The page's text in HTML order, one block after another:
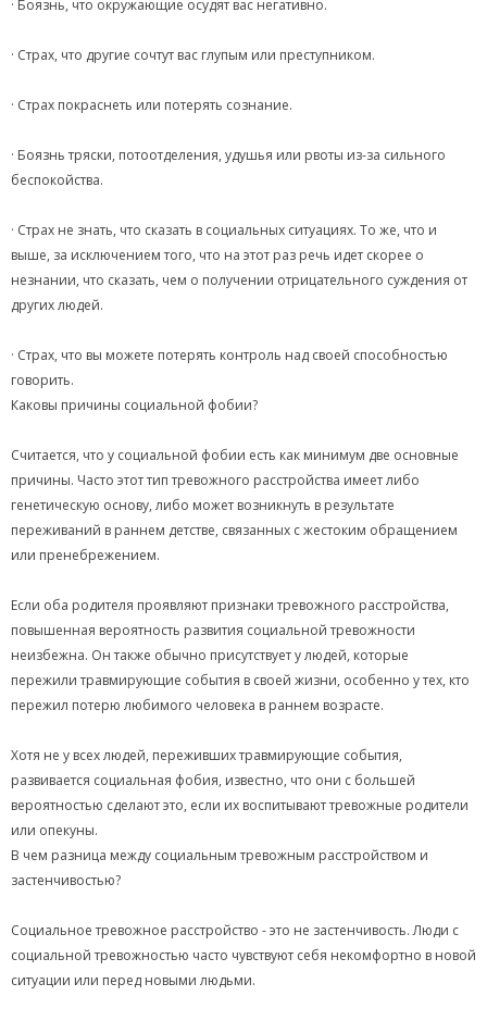
· Боязнь, что окружающие осудят вас негативно.
· Страх, что другие сочтут вас глупым или преступником.
· Страх покраснеть или потерять сознание.
· Боязнь тряски, потоотделения, удушья или рвоты из-за сильного
беспокойства.
· Страх не знать, что сказать в социальных ситуациях. То же, что и
выше, за исключением того, что на этот раз речь идет скорее о
незнании, что сказать, чем о получении отрицательного суждения от
других людей.
· Страх, что вы можете потерять контроль над своей способностью
говорить.
Каковы причины социальной фобии?
Считается, что у социальной фобии есть как минимум две основные
причины. Часто этот тип тревожного расстройства имеет либо
генетическую основу, либо может возникнуть в результате
переживаний в раннем детстве, связанных с жестоким обращением
или пренебрежением.
Если оба родителя проявляют признаки тревожного расстройства,
повышенная вероятность развития социальной тревожности
неизбежна. Он также обычно присутствует у людей, которые
пережили травмирующие события в своей жизни, особенно у тех, кто
пережил потерю любимого человека в раннем возрасте.
Хотя не у всех людей, переживших травмирующие события,
развивается социальная фобия, известно, что они с большей
вероятностью сделают это, если их воспитывают тревожные родители
или опекуны.
В чем разница между социальным тревожным расстройством и
застенчивостью?
Социальное тревожное расстройство - это не застенчивость. Люди с
социальной тревожностью часто чувствуют себя некомфортно в новой
ситуации или перед новыми людьми.